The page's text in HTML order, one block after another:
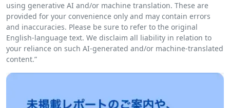
using generative AI and/or machine translation. These are
provided for your convenience only and may contain errors
and inaccuracies. Please be sure to refer to the original
English-language text. We disclaim all liability in relation to
your reliance on such AI-generated and/or machine-translated
content.”